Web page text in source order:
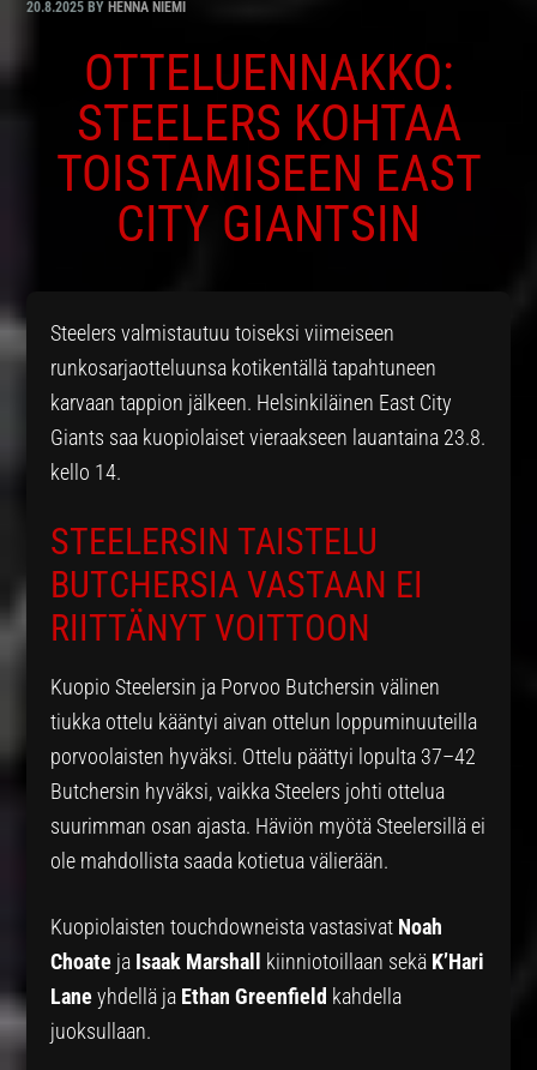
20.8.2025 BYHENNA NIEMI
OTTELUENNAKKO:
STEELERS KOHTAA
TOISTAMISEEN EAST
CITY GIANTSIN
Steelers valmistautuu toiseksi viimeiseen
runkosarjaotteluunsa kotikentällä tapahtuneen
karvaan tappion jälkeen. Helsinkiläinen East City
Giants saa kuopiolaiset vieraakseen lauantaina 23.8.
kello 14.
STEELERSIN TAISTELU
BUTCHERSIA VASTAAN EI
RIITTÄNYT VOITTOON
Kuopio Steelersin ja Porvoo Butchersin välinen
tiukka ottelu kääntyi aivan ottelun loppuminuuteilla
porvoolaisten hyväksi. Ottelu päättyi lopulta 37–42
Butchersin hyväksi, vaikka Steelers johti ottelua
suurimman osan ajasta. Häviön myötä Steelersillä ei
ole mahdollista saada kotietua välierään.
Kuopiolaisten touchdowneista vastasivat Noah
Choate ja Isaak Marshall kiinniotoillaan sekä K’Hari
Lane yhdellä ja Ethan Greenfield kahdella
juoksullaan.